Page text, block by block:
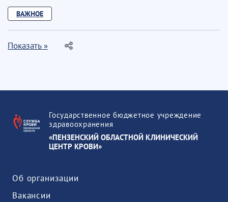
ВАЖНОЕ
Показать »
Государственное бюджетное учреждение
здравоохранения
«ПЕНЗЕНСКИЙ ОБЛАСТНОЙ КЛИНИЧЕСКИЙ
ЦЕНТР КРОВИ»
Об организации
Вакансии